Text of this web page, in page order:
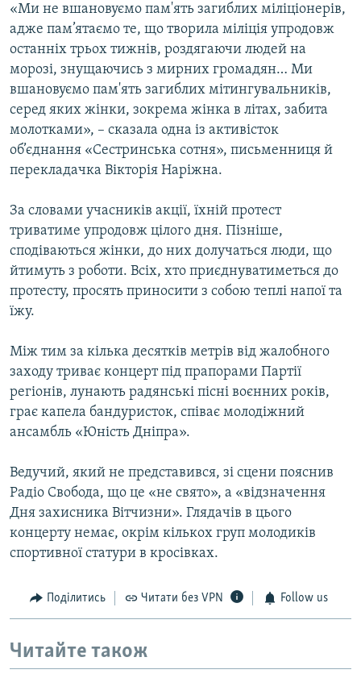
«Ми не вшановуємо пам'ять загиблих міліціонерів,
адже пам’ятаємо те, що творила міліція упродовж
останніх трьох тижнів, роздягаючи людей на
морозі, знущаючись з мирних громадян… Ми
вшановуємо пам'ять загиблих мітингувальників,
серед яких жінки, зокрема жінка в літах, забита
молотками», – сказала одна із активісток
об’єднання «Сестринська сотня», письменниця й
перекладачка Вікторія Наріжна.
За словами учасників акції, їхній протест
триватиме упродовж цілого дня. Пізніше,
сподіваються жінки, до них долучаться люди, що
йтимуть з роботи. Всіх, хто приєднуватиметься до
протесту, просять приносити з собою теплі напої та
їжу.
Між тим за кілька десятків метрів від жалобного
заходу триває концерт під прапорами Партії
регіонів, лунають радянські пісні воєнних років,
грає капела бандуристок, співає молодіжний
ансамбль «Юність Дніпра».
Ведучий, який не представився, зі сцени пояснив
Радіо Свобода, що це «не свято», а «відзначення
Дня захисника Вітчизни». Глядачів в цього
концерту немає, окрім кількох груп молодиків
спортивної статури в кросівках.
Поділитись Читати без VPN Follow us
Читайте також